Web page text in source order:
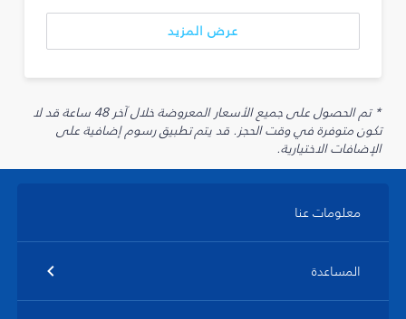
عرض المزيد
* تم الحصول على جميع الأسعار المعروضة خلال آخر 48 ساعة قد لا
تكون متوفرة في وقت الحجز. قد يتم تطبيق رسوم إضافية على
الإضافات الاختيارية.
معلومات عنا
المساعدة